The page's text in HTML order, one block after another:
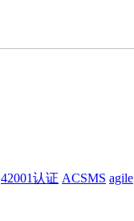
42001认证 ACSMS agile